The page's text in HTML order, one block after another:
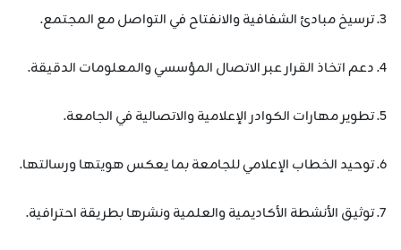
3. ترسيخ مبادئ الشفافية والانفتاح في التواصل مع المجتمع.
4. دعم اتخاذ القرار عبر الاتصال المؤسسي والمعلومات الدقيقة.
5. تطوير مهارات الكوادر الإعلامية والاتصالية في الجامعة.
6. توحيد الخطاب الإعلامي للجامعة بما يعكس هويتها ورسالتها.